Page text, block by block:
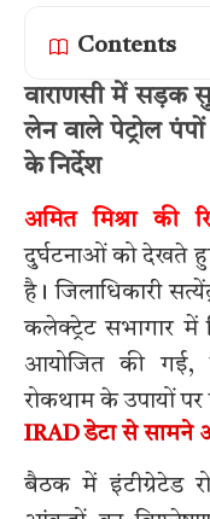
Contents
वाराणसी में सड़क
लेन वाले पेट्रोल
के निर्देश
अमित मिश्रा की
दुर्घटनाओं को देखते
है। जिलाधिकारी
कलेक्ट्रेट सभागार में
आयोजित की गई,
रोकथाम के उपायों पर
IRAD डेटा से सामने
बैठक में इंटीग्रेटेड